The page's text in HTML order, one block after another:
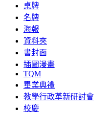
桌牌
名牌
海報
資料夾
書封面
插圖漫畫
TQM
畢業典禮
教學行政革新研討會
校慶